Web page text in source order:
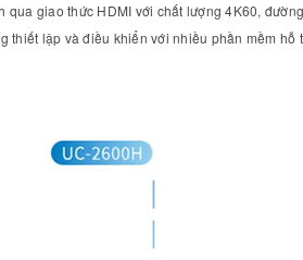
giao thức HDMI với chất lượng 4K60,
lập và điều khiển với nhiều phần mềm